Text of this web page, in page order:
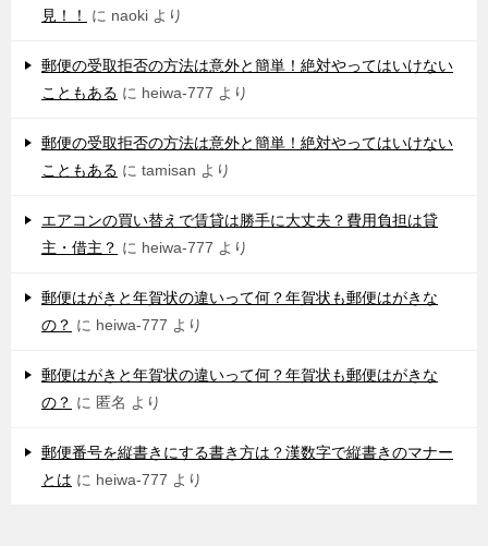
見！！
に naoki より
郵便の受取拒否の方法は意外と簡単！絶対やってはいけない
こともある に heiwa-777 より
郵便の受取拒否の方法は意外と簡単！絶対やってはいけない
こともある に tamisan より
エアコンの買い替えで賃貸は勝手に大丈夫？費用負担は貸
主・借主？ に heiwa-777 より
郵便はがきと年賀状の違いって何？年賀状も郵便はがきな
の？ に heiwa-777 より
郵便はがきと年賀状の違いって何？年賀状も郵便はがきな
の？ に 匿名 より
郵便番号を縦書きにする書き方は？漢数字で縦書きのマナー
とは に heiwa-777 より